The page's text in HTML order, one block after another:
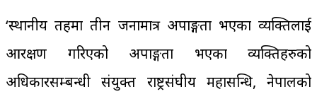
‘स्थानीय तहमा तीन जनामात्र अपाङ्गता भएका व्यक्तिलाई
आरक्षण गरिएको अपाङ्गता भएका व्यक्तिहरुको
अधिकारसम्बन्धी संयुक्त राष्ट्रसंघीय महासन्धि, नेपालको